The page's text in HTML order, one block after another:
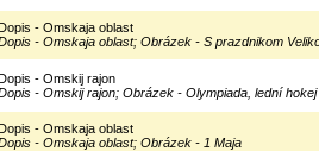
- Omskaja oblast
- Omskaja oblast; Obrázek - S prazdnikom
- Omskij rajon
- Omskij rajon; Obrázek - Olympiada, lední hokej
- Omskaja oblast
- Omskaja oblast; Obrázek - 1 Maja